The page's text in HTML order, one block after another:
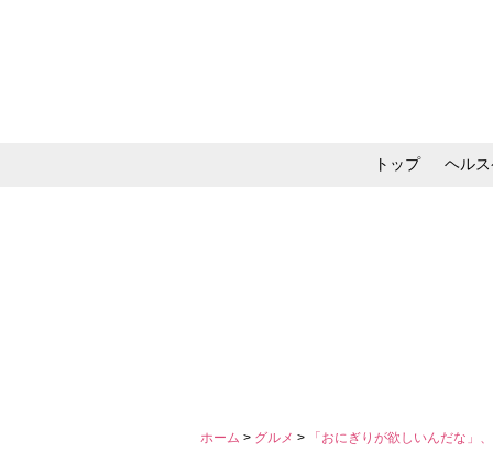
トップ ヘル
ホーム > グルメ > 「おにぎりが欲しいんだな」